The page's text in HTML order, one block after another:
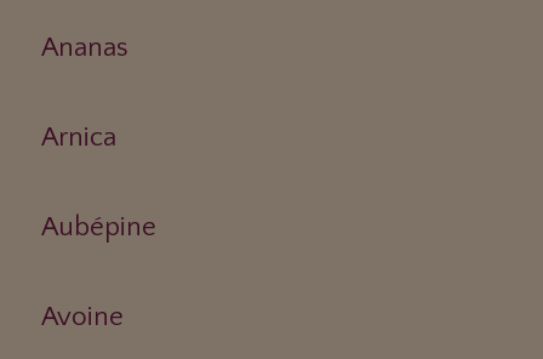
Ananas
Arnica
Aubépine
Avoine